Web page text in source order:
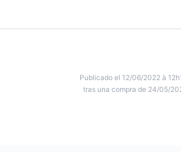
Publicado el 12/06/2022 à
tras una compra de 24/05/